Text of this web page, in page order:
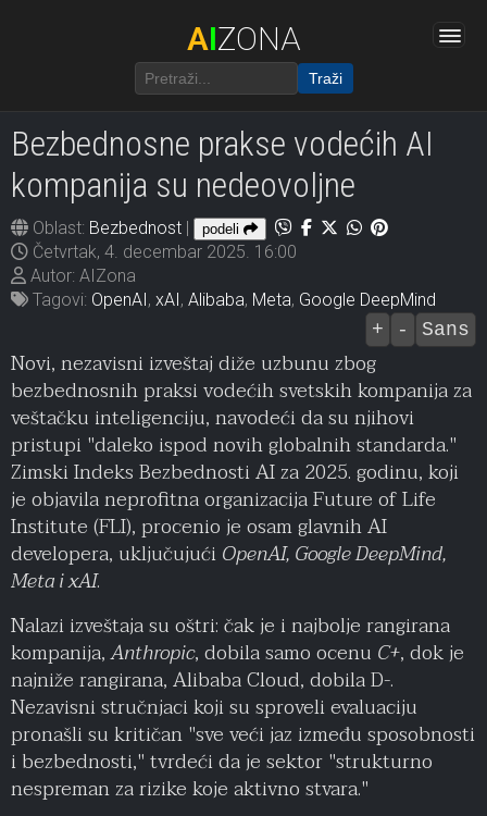
AIZONA
Traži
Bezbednosne prakse vodećih AI
kompanija su nedeovoljne
Oblast: Bezbednost | podeli
Četvrtak, 4. decembar 2025. 16:00
Autor: AIZona
Tagovi: OpenAI, xAI, Alibaba, Meta, Google DeepMind
+ - Sans
Novi, nezavisni izveštaj diže uzbunu zbog
bezbednosnih praksi vodećih svetskih kompanija za
veštačku inteligenciju, navodeći da su njihovi
pristupi "daleko ispod novih globalnih standarda."
Zimski Indeks Bezbednosti AI za 2025. godinu, koji
je objavila neprofitna organizacija Future of Life
Institute (FLI), procenio je osam glavnih AI
developera, uključujućiOpenAI, Google DeepMind,
Meta i xAI.
Nalazi izveštaja su oštri: čak je i najbolje rangirana
kompanija,Anthropic, dobila samo ocenu C+, dok je
najniže rangirana, Alibaba Cloud, dobila D-.
Nezavisni stručnjaci koji su sproveli evaluaciju
pronašli su kritičan "sve veći jaz između sposobnosti
i bezbednosti," tvrdeći da je sektor "strukturno
nespreman za rizike koje aktivno stvara."